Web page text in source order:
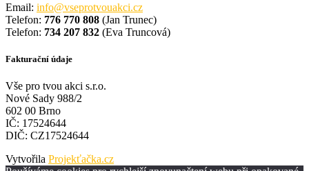
Email: info@vseprotvouakci.cz
Telefon: 776 770 808 (Jan Trunec)
Telefon: 734 207 832 (Eva Truncová)
Fakturační údaje
Vše pro tvou akci s.r.o.
Nové Sady 988/2
602 00 Brno
IČ: 17524644
DIČ: CZ17524644
Vytvořila Projekťačka.cz